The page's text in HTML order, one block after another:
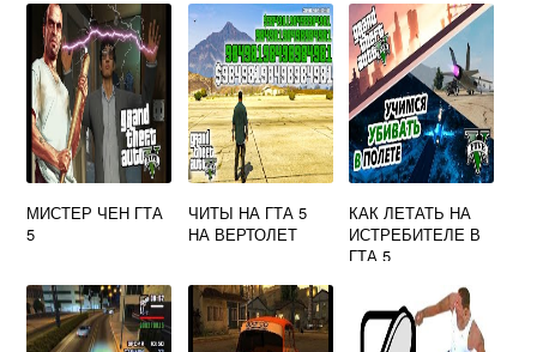
МИСТЕР ЧЕН ГТА
5
ЧИТЫ НА ГТА 5
НА ВЕРТОЛЕТ
КАК ЛЕТАТЬ НА
ИСТРЕБИТЕЛЕ В
ГТА 5